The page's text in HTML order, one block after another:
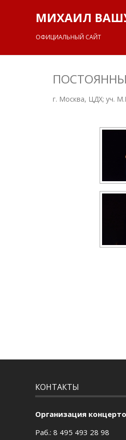
МИХАИЛ
ОФИЦИАЛЬНЫЙ САЙТ
г. Москва, ЦДХ; уч.
КОНТАКТЫ
Организация
Раб.: 8 495 493 28 98